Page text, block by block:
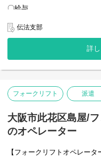
〇給与
あなたの頑張りしっかり評価
給与例：
【日勤の場合】￥1700～/日＋
実働7.75Ｈ＋休憩0.75Ｈ＋
【夜勤の場合】￥2,125～/日
実働7.75Ｈ＋休憩1Ｈ＋残
〇お仕事環境
経験やスキルによりキャリア
◆経験者歓迎◆手当多数◆高
【業務】
伝法支部
詳
フォークリフト 派遣
大阪市此花区島屋/
のオペレーター
【フォークリフトオペレータ